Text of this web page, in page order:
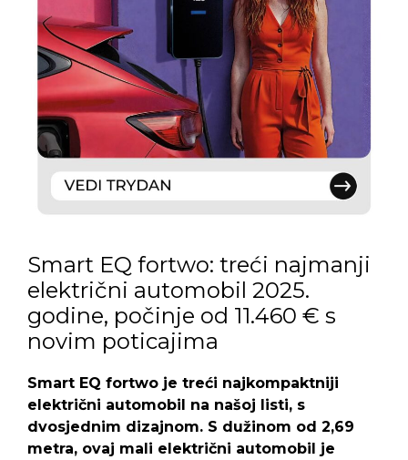
Smart EQ fortwo: treći najmanji
električni automobil 2025.
godine, počinje od 11.460 € s
novim poticajima
Smart EQ fortwo je treći najkompaktniji
električni automobil na našoj listi, s
dvosjednim dizajnom. S dužinom od 2,69
metra, ovaj mali električni automobil je